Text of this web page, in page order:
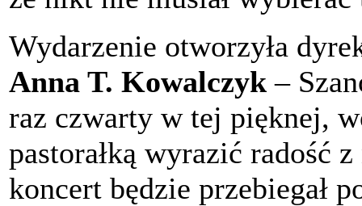
Wydarzenie otworzyła
Anna T. Kowalczyk –
raz czwarty w tej pięknej,
pastorałką wyrazić radość
koncert będzie przebiegał